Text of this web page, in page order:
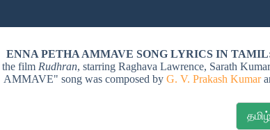
ENNA PETHA AMMAVE SONG LYRICS IN
the film Rudhran, starring Raghava Lawrence, Sarath
AMMAVE" song was composed byG. V. Prakash Kumar
தமிழ்